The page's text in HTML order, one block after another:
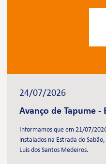
24/07/2026
Avanço de Tapume -
Informamos que em 21/07/
instalados na Estrada do
Luís dos Santos Medeiros.